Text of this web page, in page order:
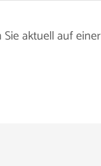
aktuell auf einer